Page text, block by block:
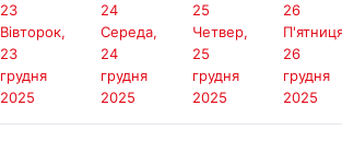
23
Вівторок,
23
грудня
2025
24
Середа,
24
грудня
2025
25
Четвер,
25
грудня
2025
26
26
грудня
2025